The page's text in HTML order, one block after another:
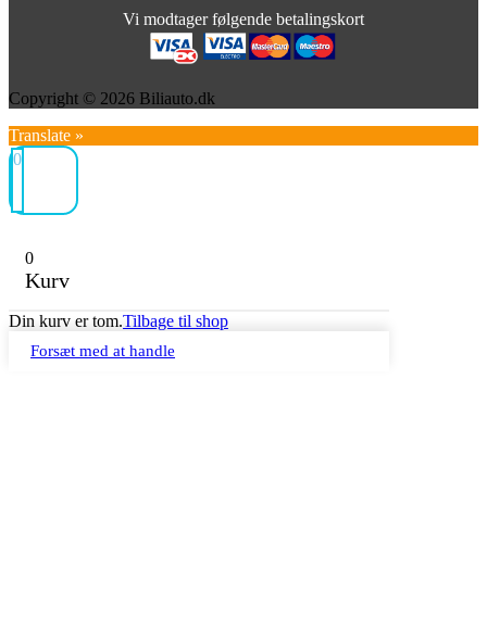
Vi modtager følgende betalingskort
Copyright © 2026 Biliauto.dk
Translate »
0
0
Kurv
Din kurv er tom.Tilbage til shop
Forsæt med at handle